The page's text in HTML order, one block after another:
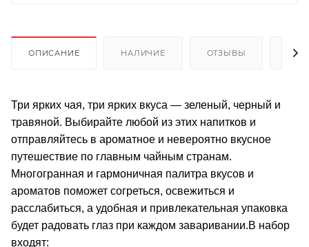
ОПИСАНИЕ НАЛИЧИЕ ОТЗЫВЫ
Три ярких чая, три ярких вкуса — зеленый, черный и
травяной. Выбирайте любой из этих напитков и
отправляйтесь в ароматное и невероятно вкусное
путешествие по главным чайным странам.
Многогранная и гармоничная палитра вкусов и
ароматов поможет согреться, освежиться и
расслабиться, а удобная и привлекательная упаковка
будет радовать глаз при каждом заваривании.В набор
входят: